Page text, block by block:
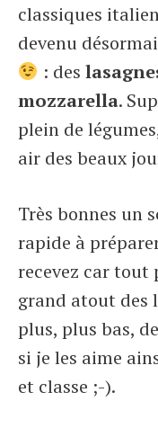
classiques
devenu
: des
mozzarella.
plein de
air des beaux
Très bonnes un
rapide à
recevez car tout
grand atout des
plus, plus bas,
si je les aime
et classe ;-).